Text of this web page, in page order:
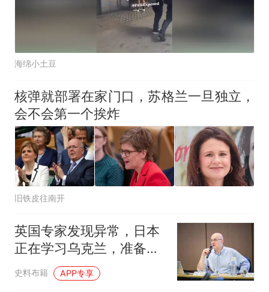
海绵小土豆
核弹就部署在家门口，苏格兰一旦独立，
会不会第一个挨炸
旧铁皮往南开
英国专家发现异常，日本
正在学习乌克兰，准备对
中国“下狠手”？
史料布籍 APP专享